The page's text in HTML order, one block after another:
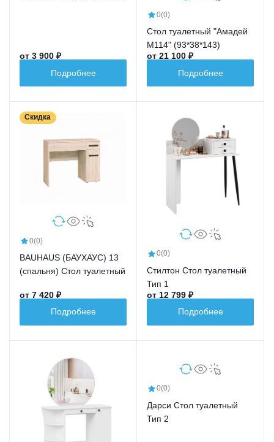
от 3 900 ₽
Подробнее
0(0)
Стол туалетный "Амадей
М114" (93*38*143)
от 21 100 ₽
Подробнее
Скидка
0(0)
BAUHAUS (БАУХАУС) 13
(спальня) Стол туалетный
от 7 420 ₽
Подробнее
0(0)
Стилтон Стол туалетный
Тип 1
от 12 799 ₽
Подробнее
0(0)
Дарси Стол туалетный
Тип 2